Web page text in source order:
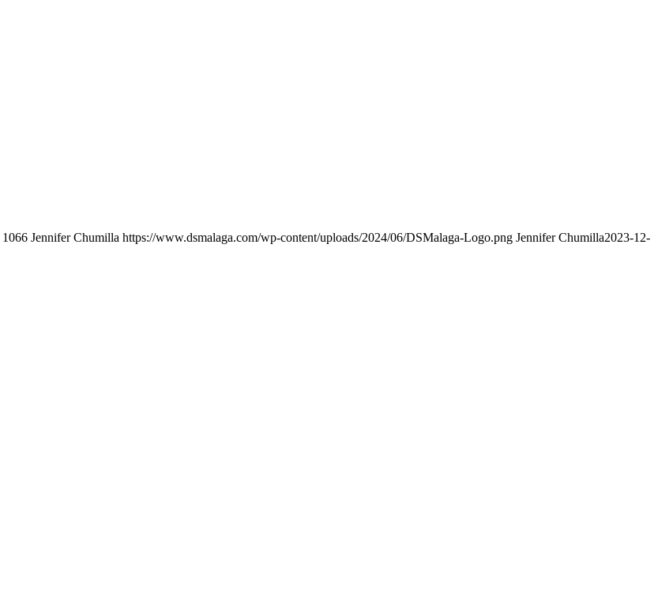
1066 Jennifer Chumilla https://www.dsmalaga.com/wp-content/uploads/2024/06/DSMalaga-Logo.png Jennifer Chumilla2023-12-